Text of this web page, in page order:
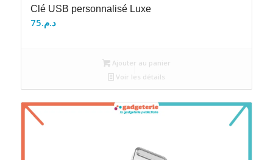
Clé USB personnalisé Luxe
د.م.75
Ajouter au panier
Voir les détails